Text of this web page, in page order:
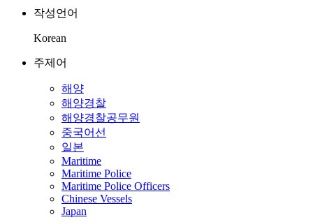
작성언어
Korean
주제어
해양
해양경찰
해양경찰공무원
중국어선
일본
Maritime
Maritime Police
Maritime Police Officers
Chinese Vessels
Japan